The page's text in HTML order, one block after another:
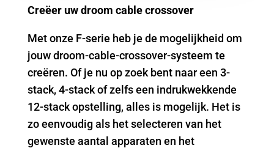
Creëer uw droom cable crossover
Met onze F-serie heb je de mogelijkheid om
jouw droom-cable-crossover-systeem te
creëren. Of je nu op zoek bent naar een 3-
stack, 4-stack of zelfs een indrukwekkende
12-stack opstelling, alles is mogelijk. Het is
zo eenvoudig als het selecteren van het
gewenste aantal apparaten en het